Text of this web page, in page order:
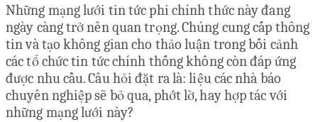
Những mạng lưới tin tức phi chính thức này đang
ngày càng trở nên quan trọng. Chúng cung cấp thông
tin và tạo không gian cho thảo luận trong bối cảnh
các tổ chức tin tức chính thống không còn đáp ứng
được nhu cầu. Câu hỏi đặt ra là: liệu các nhà báo
chuyên nghiệp sẽ bỏ qua, phớt lờ, hay hợp tác với
những mạng lưới này?